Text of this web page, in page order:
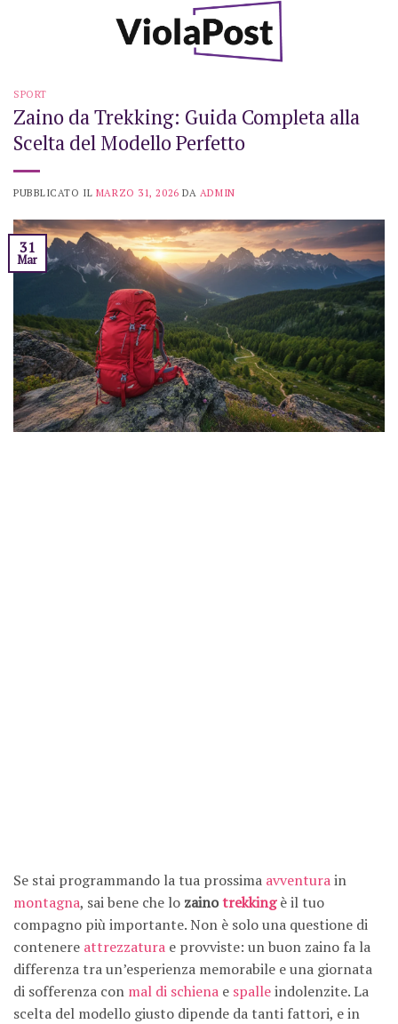
SPORT
Zaino da Trekking: Guida Completa alla
Scelta del Modello Perfetto
PUBBLICATO IL MARZO 31, 2026 DA ADMIN
31
Mar
Se stai programmando la tua prossima avventurain
montagna, sai bene che lo zainotrekkingè il tuo
compagno più importante. Non è solo una questione di
contenere attrezzatura e provviste: un buon zaino fa la
differenza tra un’esperienza memorabile e una giornata
di sofferenza con mal di schiena e spalleindolenzite. La
scelta del modello giusto dipende da tanti fattori, e in